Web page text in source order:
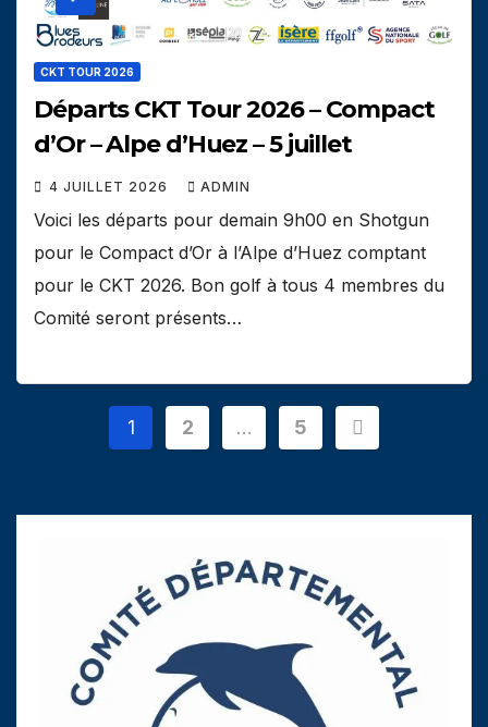
CKT TOUR 2026
Départs CKT Tour 2026 – Compact
d’Or – Alpe d’Huez – 5 juillet
4 JUILLET 2026 ADMIN
Voici les départs pour demain 9h00 en Shotgun
pour le Compact d’Or à l’Alpe d’Huez comptant
pour le CKT 2026. Bon golf à tous 4 membres du
Comité seront présents…
Pagination
publications
1 2 … 5